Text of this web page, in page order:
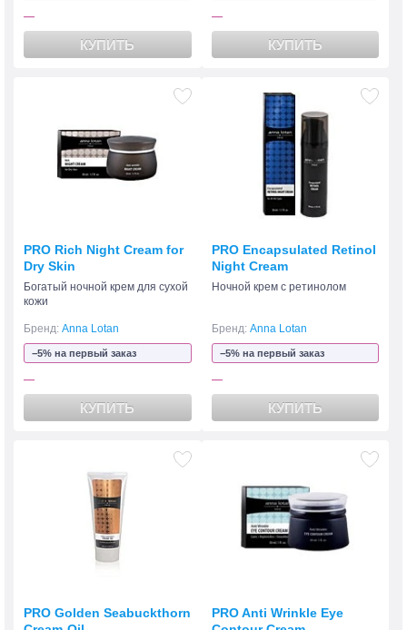
—
КУПИТЬ
—
КУПИТЬ
PRO Rich Night Cream for
Dry Skin
Богатый ночной крем для сухой
кожи
Бренд: Anna Lotan
−5% на первый заказ
—
КУПИТЬ
PRO Encapsulated Retinol
Night Cream
Ночной крем с ретинолом
Бренд: Anna Lotan
−5% на первый заказ
—
КУПИТЬ
PRO Golden Seabuckthorn
PRO Anti Wrinkle Eye